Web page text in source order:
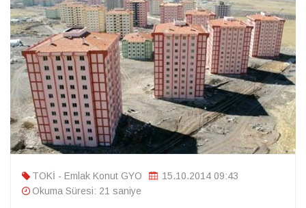
TOKİ - Emlak Konut GYO
15.10.2014 09:43
Okuma Süresi: 21 saniye